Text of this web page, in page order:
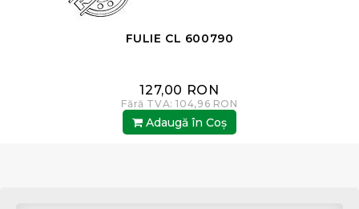
FULIE CL 600790
127,00 RON
Fără TVA: 104,96 RON
Adaugă în Coş